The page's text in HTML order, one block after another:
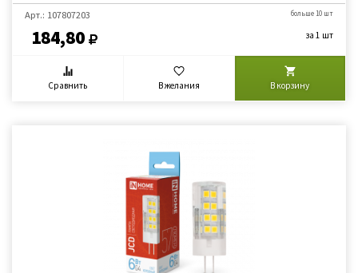
Арт.: 107807203
184,80
больше 10 шт
за 1 шт
Сравнить В желания В корзину